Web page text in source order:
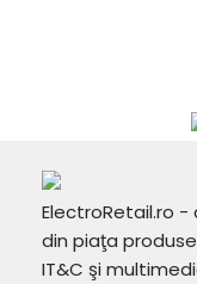
ElectroRetail.ro
din piaţa
IT&C şi